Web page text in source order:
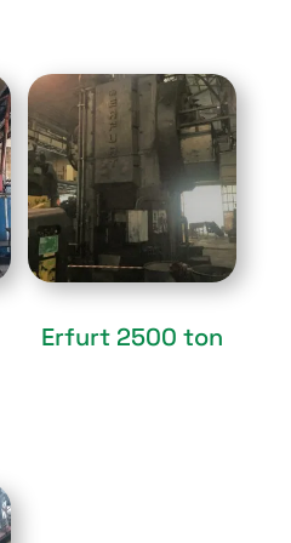
Erfurt 2500 ton